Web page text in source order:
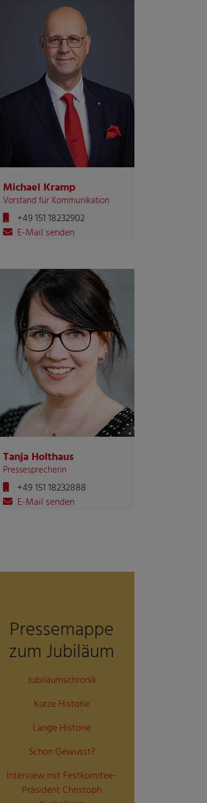
Michael Kramp
Vorstand für Kommunikation
+49 151 18232902
E-Mail senden
Tanja Holthaus
Pressesprecherin
+49 151 18232888
E-Mail senden
Pressemappe
zum Jubiläum
Jubiläumschronik
Kurze Historie
Lange Historie
Schon Gewusst?
Interview mit Festkomitee-
Präsident Christoph